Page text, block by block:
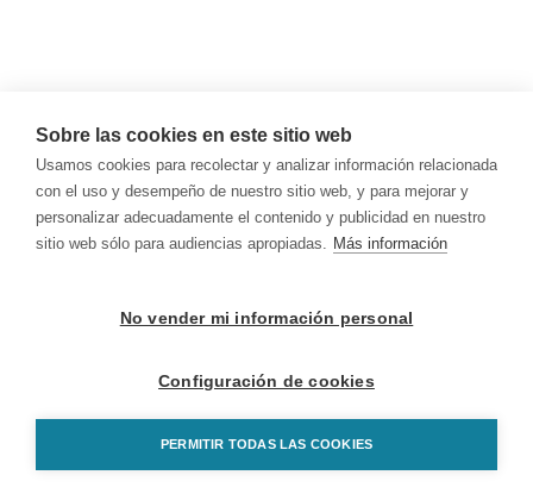
Sobre las cookies en este sitio web
Usamos cookies para recolectar y analizar información relacionada
con el uso y desempeño de nuestro sitio web, y para mejorar y
personalizar adecuadamente el contenido y publicidad en nuestro
sitio web sólo para audiencias apropiadas. Más información
No vender mi información personal
Configuración de cookies
PERMITIR TODAS LAS COOKIES